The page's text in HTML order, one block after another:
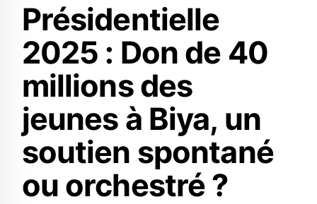
Présidentielle
2025 : Don de 40
millions des
jeunes à Biya, un
soutien spontané
ou orchestré ?